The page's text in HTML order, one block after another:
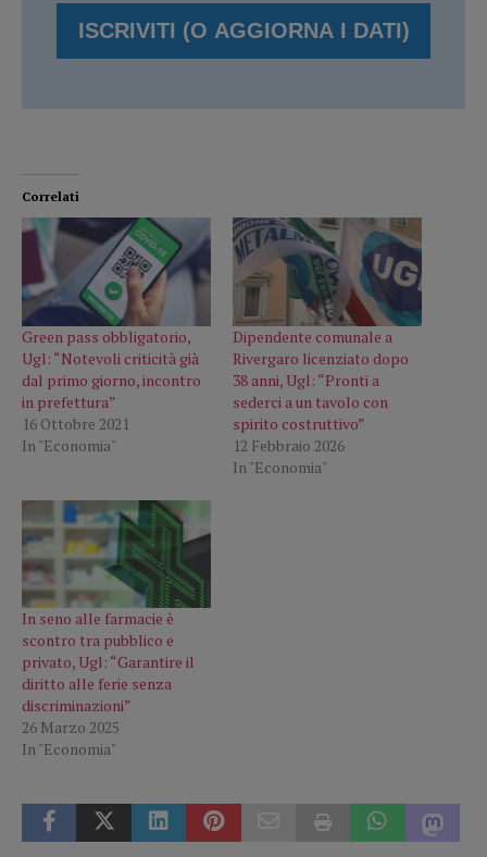
Correlati
Green pass obbligatorio,
Ugl: “Notevoli criticità già
dal primo giorno, incontro
in prefettura”
16 Ottobre 2021
In "Economia"
Dipendente comunale a
Rivergaro licenziato dopo
38 anni, Ugl: “Pronti a
sederci a un tavolo con
spirito costruttivo”
12 Febbraio 2026
In "Economia"
In seno alle farmacie è
scontro tra pubblico e
privato, Ugl: “Garantire il
diritto alle ferie senza
discriminazioni”
26 Marzo 2025
In "Economia"